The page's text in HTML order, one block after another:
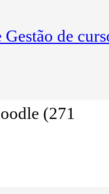
de
(271